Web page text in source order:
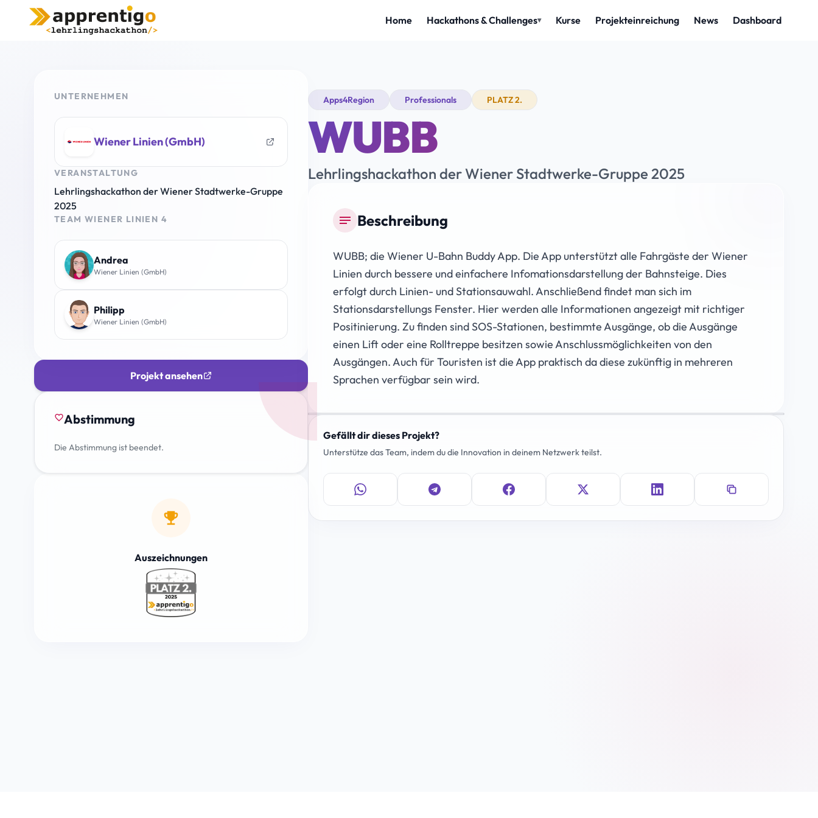
UNTERNEHMEN
Wiener Linien (GmbH)
VERANSTALTUNG
Lehrlingshackathon der Wiener Stadtwerke-Gruppe
2025
TEAM WIENER LINIEN 4
Andrea
Wiener Linien (GmbH)
Philipp
Wiener Linien (GmbH)
Projekt ansehen
favorite_borderAbstimmung
Die Abstimmung ist beendet.
emoji_events
Auszeichnungen
Apps4Region Professionals PLATZ 2.
WUBB
Lehrlingshackathon der Wiener Stadtwerke-Gruppe 2025
notes Beschreibung
WUBB; die Wiener U-Bahn Buddy App. Die App unterstützt alle Fahrgäste der Wiener
Linien durch bessere und einfachere Infomationsdarstellung der Bahnsteige. Dies
erfolgt durch Linien- und Stationsauwahl. Anschließend findet man sich im
Stationsdarstellungs Fenster. Hier werden alle Informationen angezeigt mit richtiger
Positinierung. Zu finden sind SOS-Stationen, bestimmte Ausgänge, ob die Ausgänge
einen Lift oder eine Rolltreppe besitzen sowie Anschlussmöglichkeiten von den
Ausgängen. Auch für Touristen ist die App praktisch da diese zukünftig in mehreren
Sprachen verfügbar sein wird.
Gefällt dir dieses Projekt?
Unterstütze das Team, indem du die Innovation in deinem Netzwerk teilst.